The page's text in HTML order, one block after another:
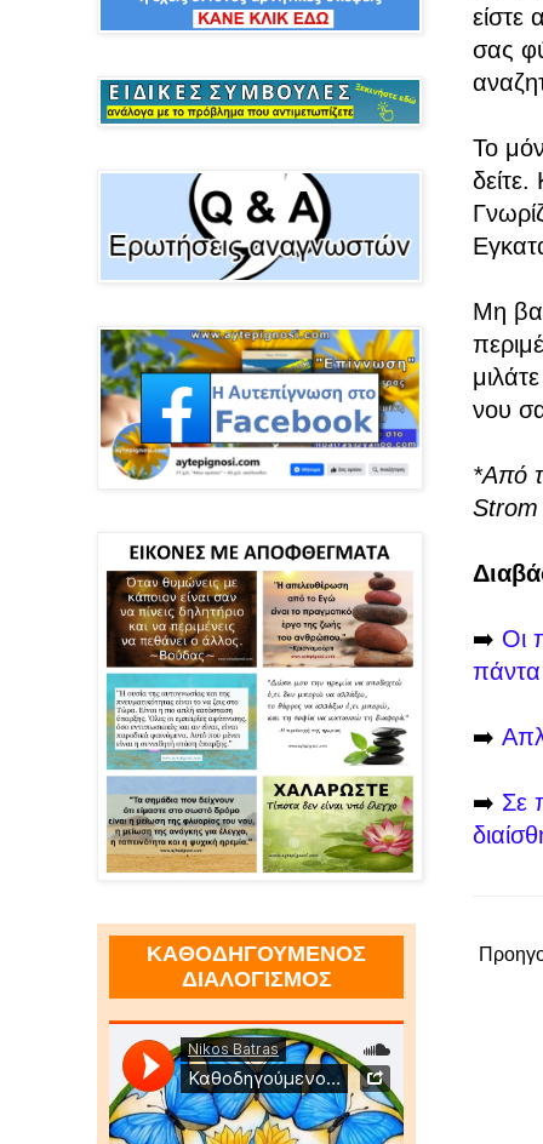
είστε
σας
Το
Μη
νου
*Από
Strom
➡️ Οι
➡️
➡️ Σε
ΚΑΘΟΔΗΓΟΥΜΕΝΟΣ
ΔΙΑΛΟΓΙΣΜΟΣ